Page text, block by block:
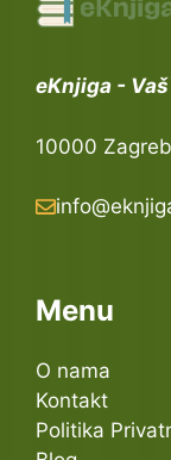
eKnjiga -
10000 Zagreb
Menu
O nama
Kontakt
Politika